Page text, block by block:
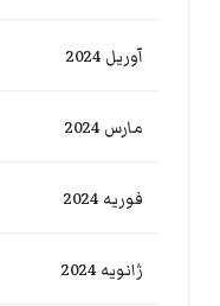
آوریل 2024
مارس 2024
فوریه 2024
ژانویه 2024